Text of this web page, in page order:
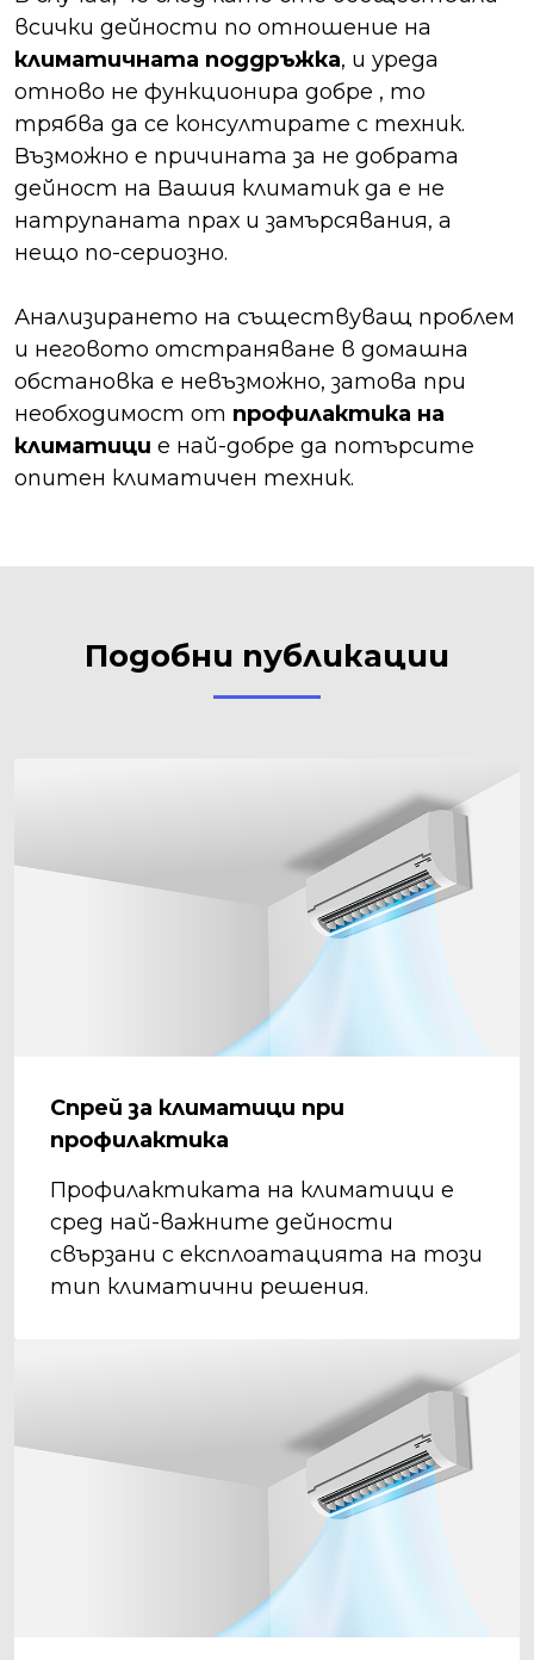
всички дейности по отношение на
климатичната поддръжка, и уреда
отново не функционира добре , то
трябва да се консултирате с техник.
Възможно е причината за не добрата
дейност на Вашия климатик да е не
натрупаната прах и замърсявания, а
нещо по-сериозно.
Анализирането на съществуващ проблем
и неговото отстраняване в домашна
обстановка е невъзможно, затова при
необходимост от профилактика на
климатици е най-добре да потърсите
опитен климатичен техник.
Подобни публикации
Спрей за климатици при
профилактика
Профилактиката на климатици е
сред най-важните дейности
свързани с експлоатацията на този
тип климатични решения.